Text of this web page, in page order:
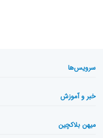
سرویس‌ها
خبر و آموزش
میهن بلاکچین